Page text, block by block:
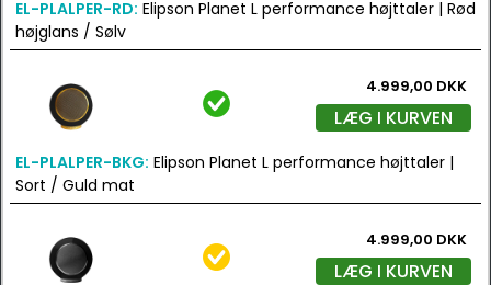
EL-PLALPER-RD: Elipson Planet L performance højttaler | Rød
højglans / Sølv
4.999,00 DKK
LÆG I KURVEN
EL-PLALPER-BKG: Elipson Planet L performance højttaler |
Sort / Guld mat
4.999,00 DKK
LÆG I KURVEN